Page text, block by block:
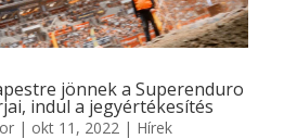
jönnek a Superenduro
indul a jegyértékesítés
| okt 11, 2022| Hírek